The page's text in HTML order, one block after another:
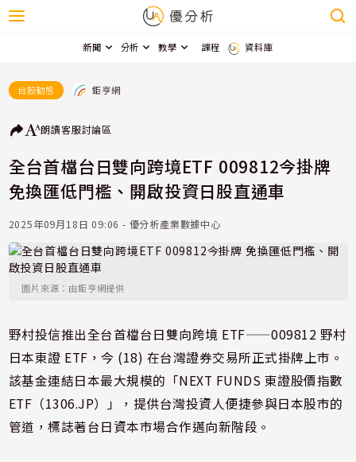
新聞 分析 教學 課程 資料庫
台股動態 鉅亨網
朗讀客服討論區
全台首檔台日雙向跨境ETF 009812今掛牌
免換匯低門檻、開啟投資日股直通車
2025年09月18日 09:06 - 優分析產業數據中心
圖片來源：由鉅亨網提供
野村投信推出全台首檔台日雙向跨境 ETF——009812 野村
日本東證 ETF，今 (18) 在台灣證券交易所正式掛牌上市。
該基金連結日本最大規模的「NEXT FUNDS 東證股價指數
ETF（1306.JP）」，提供台灣投資人便捷參與日本股市的
管道，標誌著台日資本市場合作邁向新階段。